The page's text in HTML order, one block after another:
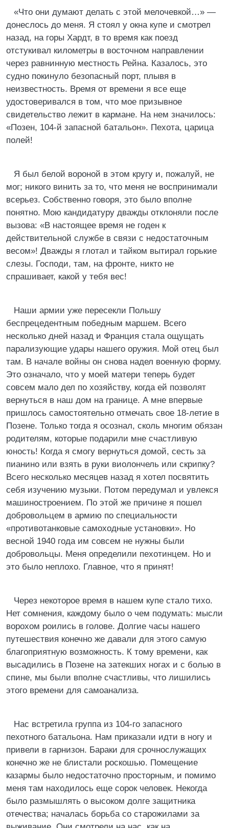
«Что они думают делать с этой мелочевкой…» —
донеслось до меня. Я стоял у окна купе и смотрел
назад, на горы Хардт, в то время как поезд
отстукивал километры в восточном направлении
через равнинную местность Рейна. Казалось, это
судно покинуло безопасный порт, плывя в
неизвестность. Время от времени я все еще
удостоверивался в том, что мое призывное
свидетельство лежит в кармане. На нем значилось:
«Позен, 104-й запасной батальон». Пехота, царица
полей!
Я был белой вороной в этом кругу и, пожалуй, не
мог; никого винить за то, что меня не воспринимали
всерьез. Собственно говоря, это было вполне
понятно. Мою кандидатуру дважды отклоняли после
вызова: «В настоящее время не годен к
действительной службе в связи с недостаточным
весом»! Дважды я глотал и тайком вытирал горькие
слезы. Господи, там, на фронте, никто не
спрашивает, какой у тебя вес!
Наши армии уже пересекли Польшу
беспрецедентным победным маршем. Всего
несколько дней назад и Франция стала ощущать
парализующие удары нашего оружия. Мой отец был
там. В начале войны он снова надел военную форму.
Это означало, что у моей матери теперь будет
совсем мало дел по хозяйству, когда ей позволят
вернуться в наш дом на границе. А мне впервые
пришлось самостоятельно отмечать свое 18-летие в
Позене. Только тогда я осознал, сколь многим обязан
родителям, которые подарили мне счастливую
юность! Когда я смогу вернуться домой, сесть за
пианино или взять в руки виолончель или скрипку?
Всего несколько месяцев назад я хотел посвятить
себя изучению музыки. Потом передумал и увлекся
машиностроением. По этой же причине я пошел
добровольцем в армию по специальности
«противотанковые самоходные установки». Но
весной 1940 года им совсем не нужны были
добровольцы. Меня определили пехотинцем. Но и
это было неплохо. Главное, что я принят!
Через некоторое время в нашем купе стало тихо.
Нет сомнения, каждому было о чем подумать: мысли
ворохом роились в голове. Долгие часы нашего
путешествия конечно же давали для этого самую
благоприятную возможность. К тому времени, как
высадились в Позене на затекших ногах и с болью в
спине, мы были вполне счастливы, что лишились
этого времени для самоанализа.
Нас встретила группа из 104-го запасного
пехотного батальона. Нам приказали идти в ногу и
привели в гарнизон. Бараки для срочнослужащих
конечно же не блистали роскошью. Помещение
казармы было недостаточно просторным, и помимо
меня там находилось еще сорок человек. Некогда
было размышлять о высоком долге защитника
отечества; началась борьба со старожилами за